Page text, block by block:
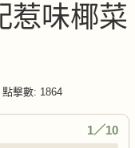
惹味椰菜
點擊數: 1864
1／10